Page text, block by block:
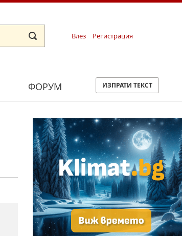
Влез Регистрация
ФОРУМ ИЗПРАТИ ТЕКСТ